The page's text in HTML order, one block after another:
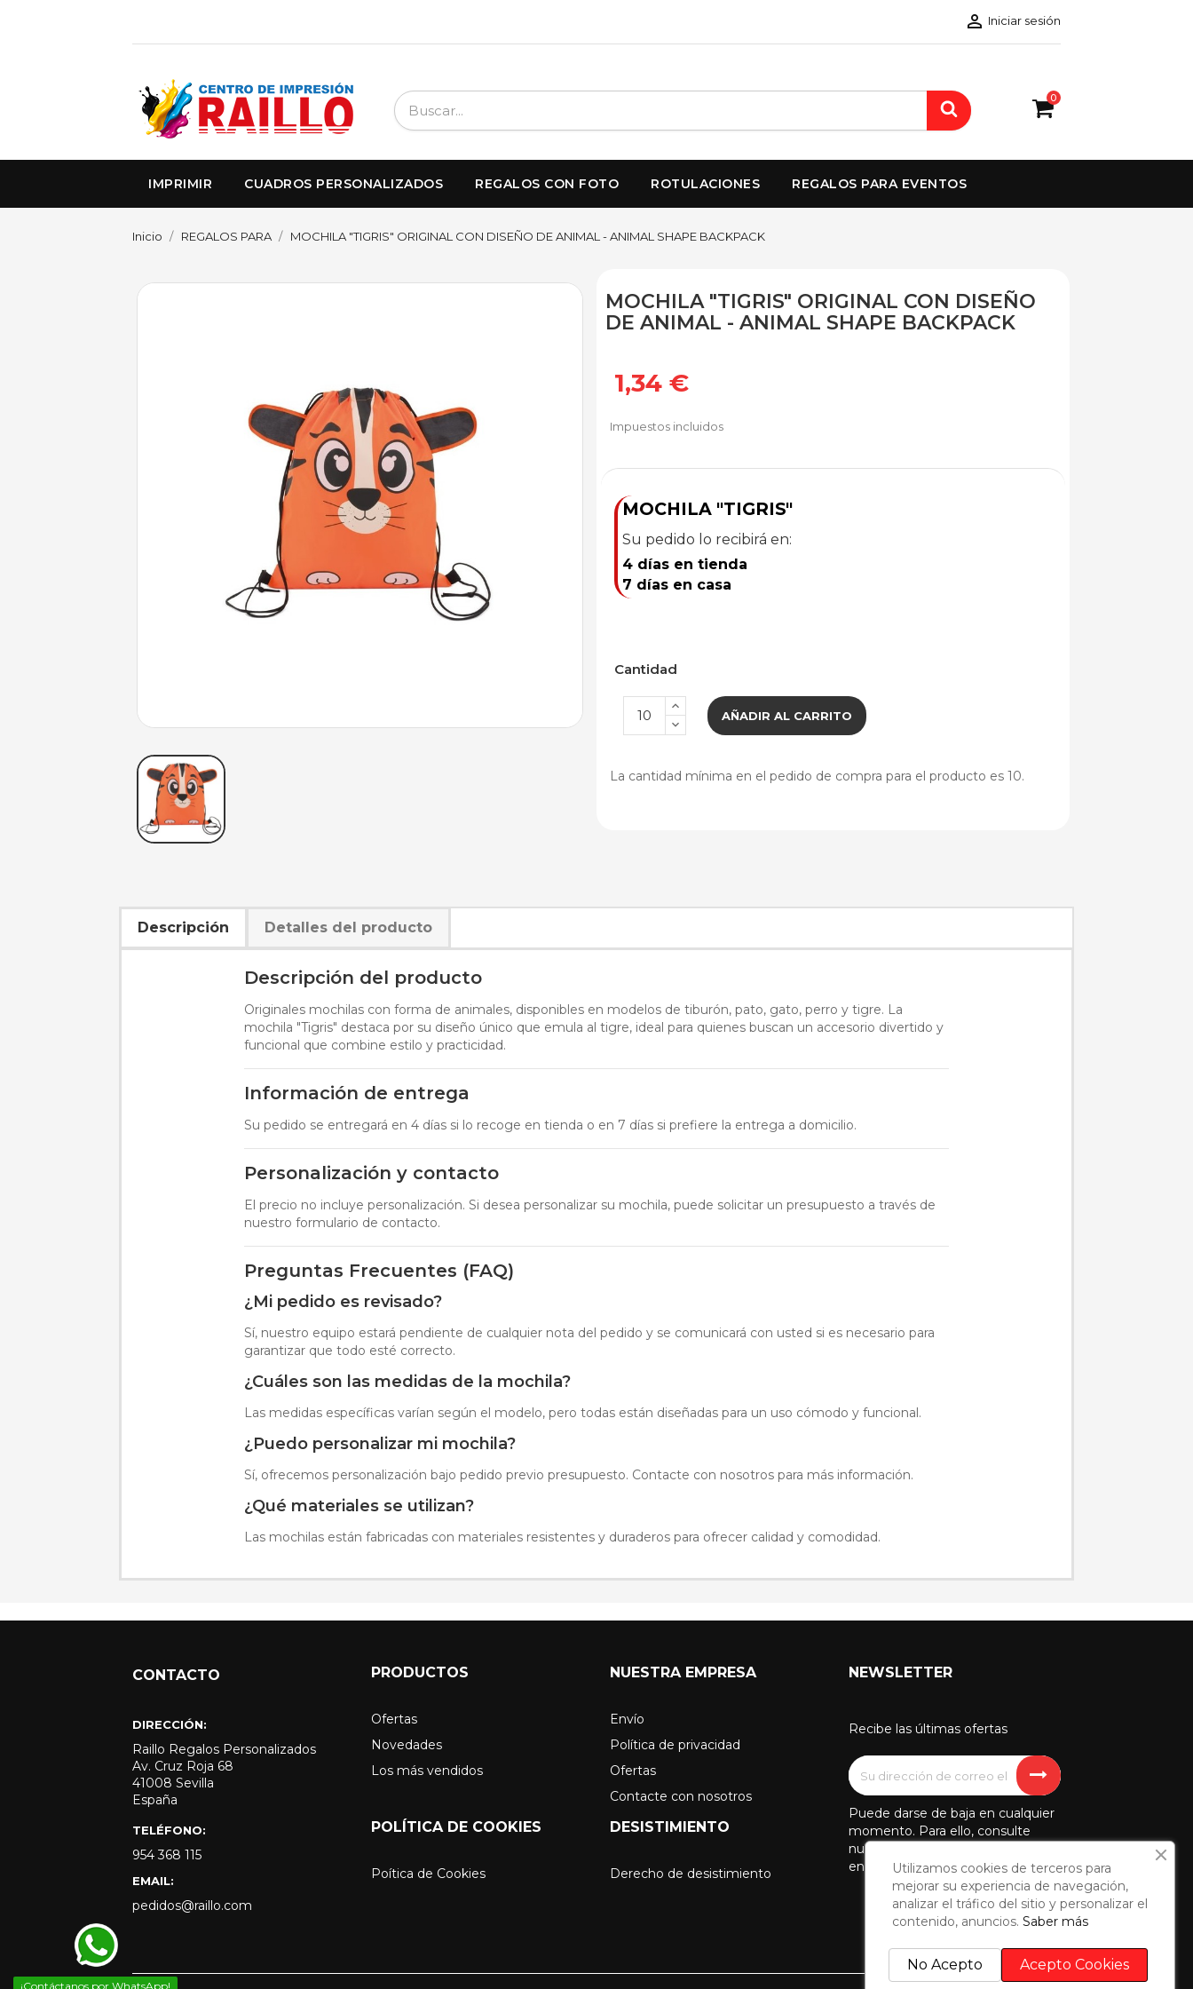
 Iniciar sesión
0
IMPRIMIR CUADROS PERSONALIZADOS REGALOS CON FOTO ROTULACIONES REGALOS PARA EVENTOS
Inicio REGALOS PARA MOCHILA "TIGRIS" ORIGINAL CON DISEÑO DE ANIMAL - ANIMAL SHAPE BACKPACK
MOCHILA "TIGRIS" ORIGINAL CON DISEÑO
DE ANIMAL - ANIMAL SHAPE BACKPACK
1,34 €
Impuestos incluidos
MOCHILA "TIGRIS"
Su pedido lo recibirá en:
4 días en tienda
7 días en casa
Cantidad
AÑADIR AL CARRITO
La cantidad mínima en el pedido de compra para el producto es 10.
Descripción Detalles del producto
Descripción del producto
Originales mochilas con forma de animales, disponibles en modelos de tiburón, pato, gato, perro y tigre. La
mochila "Tigris" destaca por su diseño único que emula al tigre, ideal para quienes buscan un accesorio divertido y
funcional que combine estilo y practicidad.
Información de entrega
Su pedido se entregará en 4 días si lo recoge en tienda o en 7 días si prefiere la entrega a domicilio.
Personalización y contacto
El precio no incluye personalización. Si desea personalizar su mochila, puede solicitar un presupuesto a través de
nuestro formulario de contacto.
Preguntas Frecuentes (FAQ)
¿Mi pedido es revisado?
Sí, nuestro equipo estará pendiente de cualquier nota del pedido y se comunicará con usted si es necesario para
garantizar que todo esté correcto.
¿Cuáles son las medidas de la mochila?
Las medidas específicas varían según el modelo, pero todas están diseñadas para un uso cómodo y funcional.
¿Puedo personalizar mi mochila?
Sí, ofrecemos personalización bajo pedido previo presupuesto. Contacte con nosotros para más información.
¿Qué materiales se utilizan?
Las mochilas están fabricadas con materiales resistentes y duraderos para ofrecer calidad y comodidad.
CONTACTO
DIRECCIÓN:
Raillo Regalos Personalizados
Av. Cruz Roja 68
41008 Sevilla
España
TELÉFONO:
954 368 115
EMAIL:
pedidos@raillo.com
PRODUCTOS
Ofertas
Novedades
Los más vendidos
NUESTRA EMPRESA
Envío
Política de privacidad
Ofertas
Contacte con nosotros
POLÍTICA DE COOKIES
Poítica de Cookies
DESISTIMIENTO
Derecho de desistimiento
NEWSLETTER
Recibe las últimas ofertas
Puede darse de baja en cualquier
momento. Para ello, consulte
nuestra información de contacto
en el aviso legal.
¡Contáctanos por WhatsApp!
Utilizamos cookies de terceros para
mejorar su experiencia de navegación,
analizar el tráfico del sitio y personalizar el
contenido, anuncios. Saber más
Acepto Cookies
No Acepto